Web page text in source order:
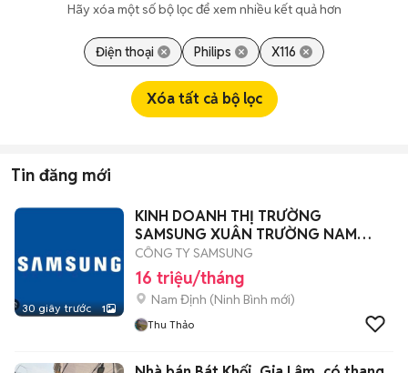
Hãy xóa một số bộ lọc để xem nhiều kết quả hơn
Điện thoại Philips X116
Xóa tất cả bộ lọc
Tin đăng mới
30 giây trước 1
KINH DOANH THỊ TRƯỜNG
SAMSUNG XUÂN TRƯỜNG NAM
ĐỊNH
CÔNG TY SAMSUNG
16 triệu/tháng
Nam Định (Ninh Bình mới)
Thu Thảo